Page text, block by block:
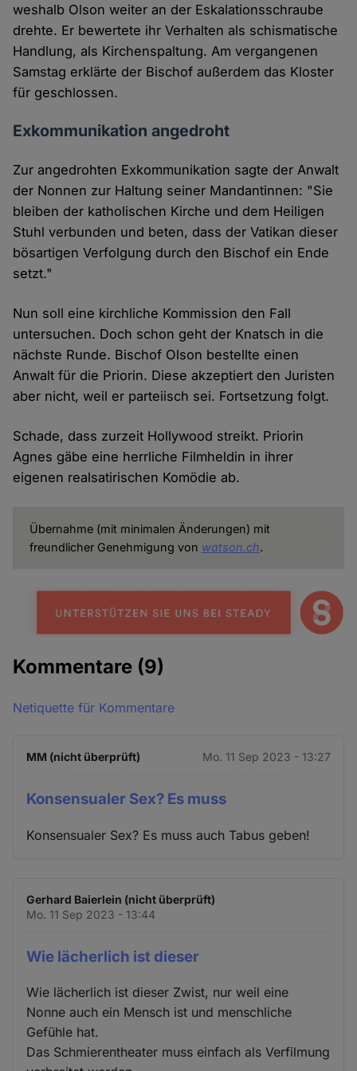
weshalb Olson weiter an der Eskalationsschraube
drehte. Er bewertete ihr Verhalten als schismatische
Handlung, als Kirchenspaltung. Am vergangenen
Samstag erklärte der Bischof außerdem das Kloster
für geschlossen.
Exkommunikation angedroht
Zur angedrohten Exkommunikation sagte der Anwalt
der Nonnen zur Haltung seiner Mandantinnen: "Sie
bleiben der katholischen Kirche und dem Heiligen
Stuhl verbunden und beten, dass der Vatikan dieser
bösartigen Verfolgung durch den Bischof ein Ende
setzt."
Nun soll eine kirchliche Kommission den Fall
untersuchen. Doch schon geht der Knatsch in die
nächste Runde. Bischof Olson bestellte einen
Anwalt für die Priorin. Diese akzeptiert den Juristen
aber nicht, weil er parteiisch sei. Fortsetzung folgt.
Schade, dass zurzeit Hollywood streikt. Priorin
Agnes gäbe eine herrliche Filmheldin in ihrer
eigenen realsatirischen Komödie ab.
Übernahme (mit minimalen Änderungen) mit
freundlicher Genehmigung von watson.ch.
Kommentare (9)
Netiquette für Kommentare
MM (nicht überprüft) Mo. 11 Sep 2023 - 13:27
Konsensualer Sex? Es muss
Konsensualer Sex? Es muss auch Tabus geben!
Gerhard Baierlein (nicht überprüft)
Mo. 11 Sep 2023 - 13:44
Wie lächerlich ist dieser
Wie lächerlich ist dieser Zwist, nur weil eine
Nonne auch ein Mensch ist und menschliche
Gefühle hat.
Das Schmierentheater muss einfach als Verfilmung